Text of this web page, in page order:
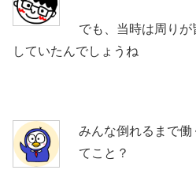
でも、当時は周り
していたんでしょうね
みんな倒れるまで
てこと？